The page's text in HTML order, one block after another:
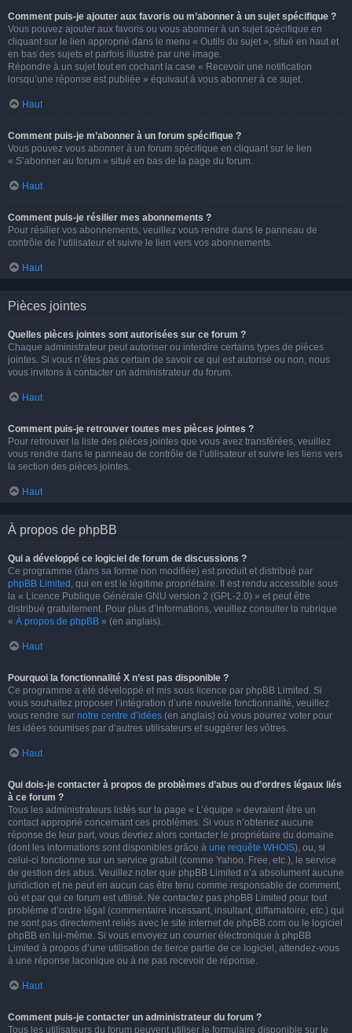
Comment puis-je ajouter aux favoris ou m’abonner à un sujet spécifique ?
Vous pouvez ajouter aux favoris ou vous abonner à un sujet spécifique en
cliquant sur le lien approprié dans le menu « Outils du sujet », situé en haut et
en bas des sujets et parfois illustré par une image.
Répondre à un sujet tout en cochant la case « Recevoir une notification
lorsqu’une réponse est publiée » équivaut à vous abonner à ce sujet.
Haut
Comment puis-je m’abonner à un forum spécifique ?
Vous pouvez vous abonner à un forum spécifique en cliquant sur le lien
« S’abonner au forum » situé en bas de la page du forum.
Haut
Comment puis-je résilier mes abonnements ?
Pour résilier vos abonnements, veuillez vous rendre dans le panneau de
contrôle de l’utilisateur et suivre le lien vers vos abonnements.
Haut
Pièces jointes
Quelles pièces jointes sont autorisées sur ce forum ?
Chaque administrateur peut autoriser ou interdire certains types de pièces
jointes. Si vous n’êtes pas certain de savoir ce qui est autorisé ou non, nous
vous invitons à contacter un administrateur du forum.
Haut
Comment puis-je retrouver toutes mes pièces jointes ?
Pour retrouver la liste des pièces jointes que vous avez transférées, veuillez
vous rendre dans le panneau de contrôle de l’utilisateur et suivre les liens vers
la section des pièces jointes.
Haut
À propos de phpBB
Qui a développé ce logiciel de forum de discussions ?
Ce programme (dans sa forme non modifiée) est produit et distribué par
phpBB Limited , qui en est le légitime propriétaire. Il est rendu accessible sous
la « Licence Publique Générale GNU version 2 (GPL-2.0) » et peut être
distribué gratuitement. Pour plus d’informations, veuillez consulter la rubrique
« À propos de phpBB » (en anglais).
Haut
Pourquoi la fonctionnalité X n’est pas disponible ?
Ce programme a été développé et mis sous licence par phpBB Limited. Si
vous souhaitez proposer l’intégration d’une nouvelle fonctionnalité, veuillez
vous rendre sur notre centre d’idées (en anglais) où vous pourrez voter pour
les idées soumises par d’autres utilisateurs et suggérer les vôtres.
Haut
Qui dois-je contacter à propos de problèmes d’abus ou d’ordres légaux liés
à ce forum ?
Tous les administrateurs listés sur la page « L’équipe » devraient être un
contact approprié concernant ces problèmes. Si vous n’obtenez aucune
réponse de leur part, vous devriez alors contacter le propriétaire du domaine
(dont les informations sont disponibles grâce à une requête WHOIS), ou, si
celui-ci fonctionne sur un service gratuit (comme Yahoo, Free, etc.), le service
de gestion des abus. Veuillez noter que phpBB Limited n’a absolument aucune
juridiction et ne peut en aucun cas être tenu comme responsable de comment,
où et par qui ce forum est utilisé. Ne contactez pas phpBB Limited pour tout
problème d’ordre légal (commentaire incessant, insultant, diffamatoire, etc.) qui
ne sont pas directement reliés avec le site internet de phpBB.com ou le logiciel
phpBB en lui-même. Si vous envoyez un courrier électronique à phpBB
Limited à propos d’une utilisation de tierce partie de ce logiciel, attendez-vous
à une réponse laconique ou à ne pas recevoir de réponse.
Haut
Comment puis-je contacter un administrateur du forum ?
Tous les utilisateurs du forum peuvent utiliser le formulaire disponible sur le